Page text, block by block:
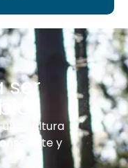
ser
una cultura
y